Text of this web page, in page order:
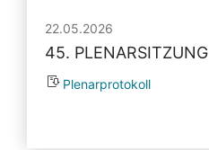
22.05.2026
45. PLENARSITZUNG
Plenarprotokoll